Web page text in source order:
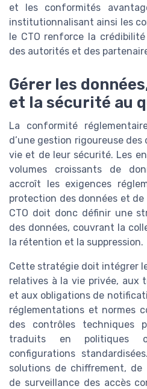
et les conformités
institutionnalisant ainsi les
le CTO renforce la
des autorités et des
Gérer les
et la sécurité au
La conformité
d’une gestion rigoureuse
vie et de leur sécurité. Les
volumes croissants de
accroît les exigences
protection des données et
CTO doit donc définir une
des données, couvrant la
la rétention et la suppression.
Cette stratégie doit intégrer
relatives à la vie privée, aux
et aux obligations de
réglementations et normes
des contrôles techniques
traduits en politiques
configurations
solutions de chiffrement,
de surveillance des accès